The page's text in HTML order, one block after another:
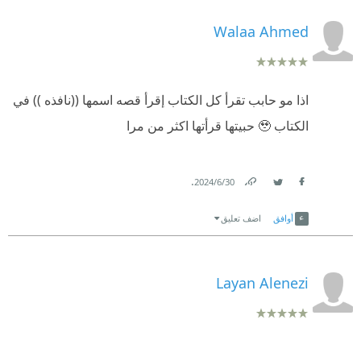
Walaa Ahmed
اذا مو حابب تقرأ كل الكتاب إقرأ قصه اسمها ((نافذه )) في
الكتاب 🥹 حبيتها قرأتها اكثر من مرا
30‏/6‏/2024
.
أوافق اضف تعليق
Layan Alenezi